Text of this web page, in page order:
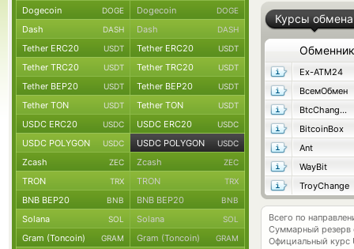
Курсы обмена
Обменник
Ex-ATM24
ВсемОбмен
BtcChange24
BitcoinBox
Ant
WayBit
TroyChange
Всего по
Суммарный резерв
Официальный курс
Dogecoin DOGE Dogecoin DOGE
Dash DASH Dash DASH
Tether ERC20 USDT Tether ERC20 USDT
Tether TRC20 USDT Tether TRC20 USDT
Tether BEP20 USDT Tether BEP20 USDT
Tether TON USDT Tether TON USDT
USDC ERC20 USDC USDC ERC20 USDC
USDC POLYGON USDC USDC POLYGON USDC
Zcash ZEC Zcash ZEC
TRON TRX TRON TRX
BNB BEP20 BNB BNB BEP20 BNB
Solana SOL Solana SOL
Gram (Toncoin) GRAM Gram (Toncoin) GRAM